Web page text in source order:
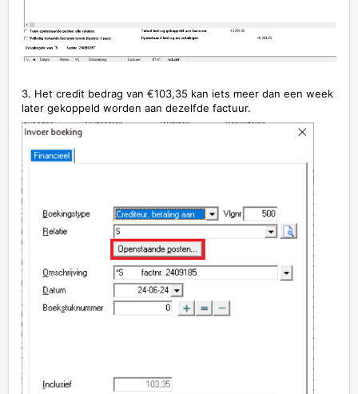
3. Het credit bedrag van €103,35 kan iets meer dan een week
later gekoppeld worden aan dezelfde factuur.